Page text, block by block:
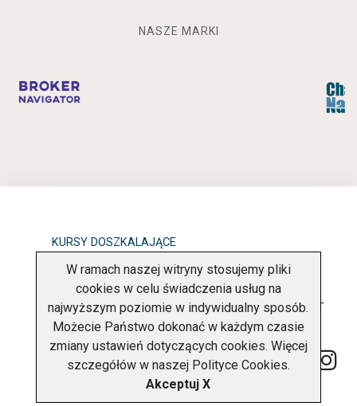
NASZE MARKI
KURSY DOSZKALAJĄCE
OBOWIĄZEK INFORMACYJNY
POLITYKA PRYWATNOŚCI O FIRMIE KONTAKT
Copyright © 2026 Charter Navigator
W ramach naszej witryny stosujemy pliki
cookies w celu świadczenia usług na
najwyższym poziomie w indywidualny sposób.
Możecie Państwo dokonać w każdym czasie
zmiany ustawień dotyczących cookies. Więcej
szczegółów w naszej Polityce Cookies.
Akceptuj X